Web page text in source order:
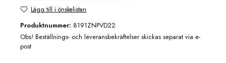
Lägg till i önskelistan
Produktnummer: 8191ZNPVD22
Obs! Beställnings- och leveransbekräftelser skickas separat via e-
post